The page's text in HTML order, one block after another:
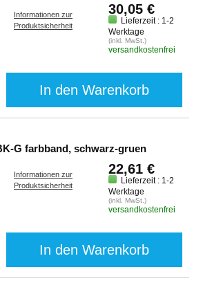
Informationen zur
Produktsicherheit
30,05 €
Lieferzeit : 1-2
Werktage
(inkl. MwSt.)
versandkostenfrei
In den Warenkorb
G farbband, schwarz-gruen
Informationen zur
Produktsicherheit
22,61 €
Lieferzeit : 1-2
Werktage
(inkl. MwSt.)
versandkostenfrei
In den Warenkorb